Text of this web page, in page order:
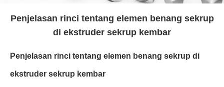
Penjelasan rinci tentang elemen benang sekrup
di ekstruder sekrup kembar
Penjelasan rinci tentang elemen benang sekrup di
ekstruder sekrup kembar